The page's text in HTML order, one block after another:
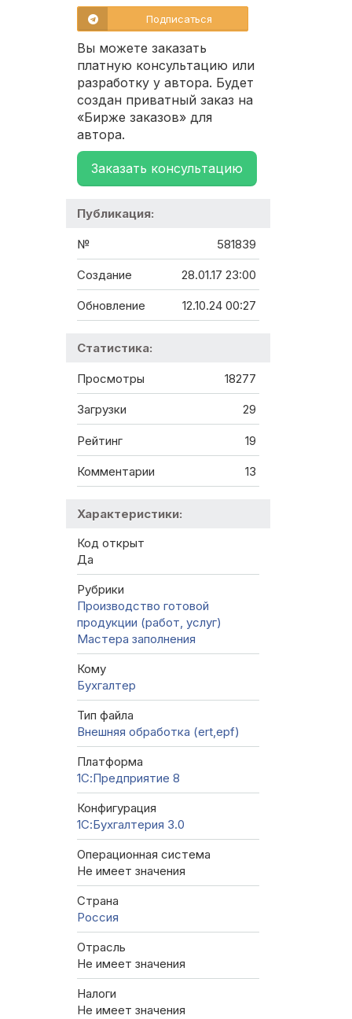
Подписаться
Вы можете заказать
платную консультацию или
разработку у автора. Будет
создан приватный заказ на
«Бирже заказов» для
автора.
Заказать консультацию
Публикация:
№ 581839
Создание 28.01.17 23:00
Обновление 12.10.24 00:27
Статистика:
Просмотры 18277
Загрузки 29
Рейтинг 19
Комментарии 13
Характеристики:
Код открыт
Да
Рубрики
Производство готовой
продукции (работ, услуг)
Мастера заполнения
Кому
Бухгалтер
Тип файла
Внешняя обработка (ert,epf)
Платформа
1С:Предприятие 8
Конфигурация
1С:Бухгалтерия 3.0
Операционная система
Не имеет значения
Страна
Россия
Отрасль
Не имеет значения
Налоги
Не имеет значения